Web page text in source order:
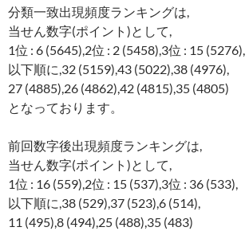
分類一致出現頻度ランキングは,
当せん数字(ポイント)として,
1位 : 6 (5645),2位 : 2 (5458),3位 : 15 (5276),
以下順に,32 (5159),43 (5022),38 (4976),
27 (4885),26 (4862),42 (4815),35 (4805)
となっております。
前回数字後出現頻度ランキングは,
当せん数字(ポイント)として,
1位 : 16 (559),2位 : 15 (537),3位 : 36 (533),
以下順に,38 (529),37 (523),6 (514),
11 (495),8 (494),25 (488),35 (483)